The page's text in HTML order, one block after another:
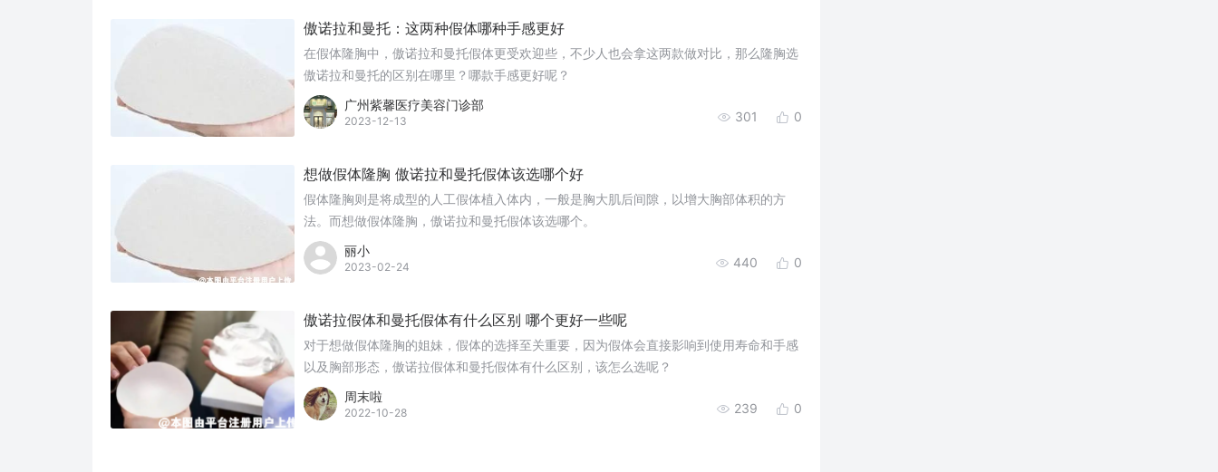
傲诺拉和曼托：这两种假体哪种手感更好
在假体隆胸中，傲诺拉和曼托假体更受欢迎些，不少人也会拿这两款做对比，那么隆胸选
傲诺拉和曼托的区别在哪里？哪款手感更好呢？
广州紫馨医疗美容门诊部
2023-12-13 301 0
想做假体隆胸 傲诺拉和曼托假体该选哪个好
假体隆胸则是将成型的人工假体植入体内，一般是胸大肌后间隙，以增大胸部体积的方
法。而想做假体隆胸，傲诺拉和曼托假体该选哪个。
丽小
2023-02-24 440 0
傲诺拉假体和曼托假体有什么区别 哪个更好一些呢
对于想做假体隆胸的姐妹，假体的选择至关重要，因为假体会直接影响到使用寿命和手感
以及胸部形态，傲诺拉假体和曼托假体有什么区别，该怎么选呢？
周末啦
2022-10-28 239 0